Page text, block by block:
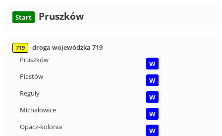
Start Pruszków
719
droga wojewódzka 719
Pruszków
W
Piastów
W
Reguły
W
Michałowice
W
Opacz-kolonia
W